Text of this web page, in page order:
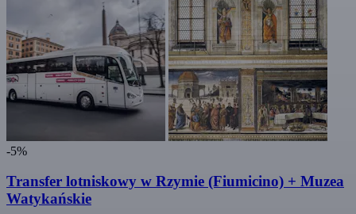
-5%
Transfer lotniskowy w Rzymie (Fiumicino) + Muzea
Watykańskie